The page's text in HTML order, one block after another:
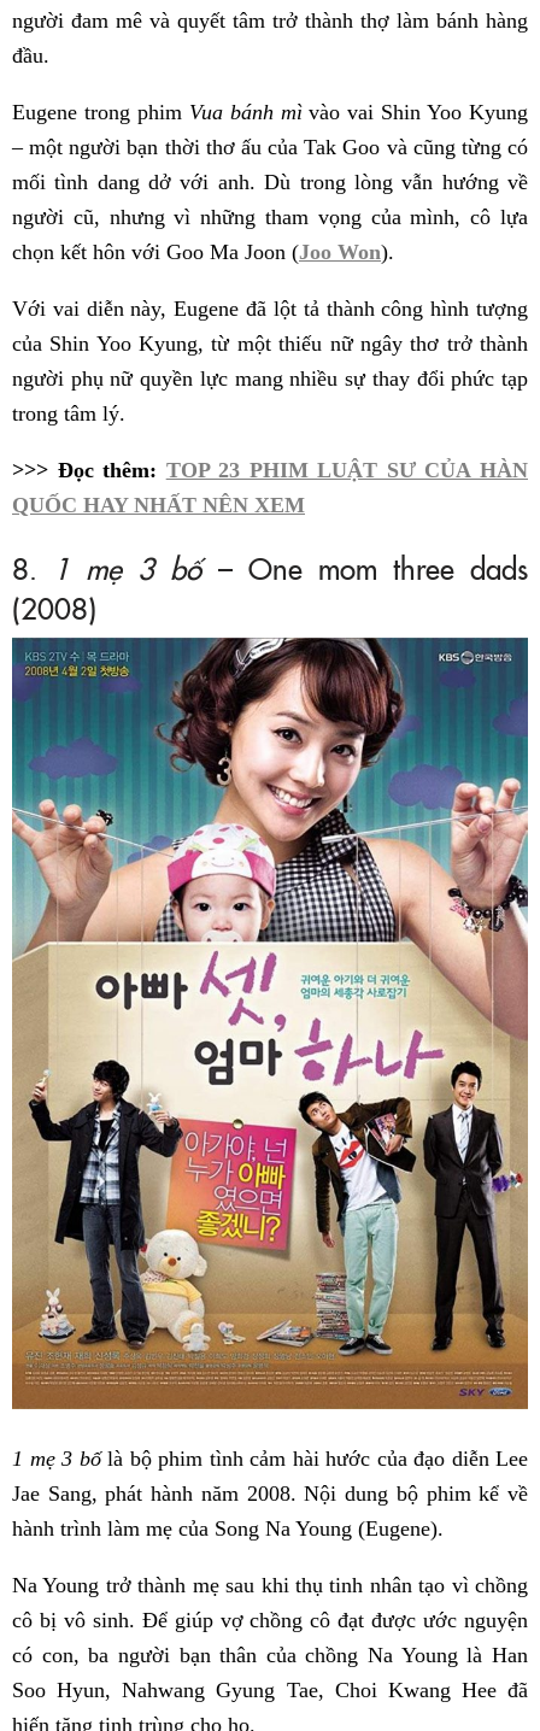
người đam mê và quyết tâm trở thành thợ làm bánh hàng
đầu.
Eugene trong phim Vua bánh mìvào vai Shin Yoo Kyung
– một người bạn thời thơ ấu của Tak Goo và cũng từng có
mối tình dang dở với anh. Dù trong lòng vẫn hướng về
người cũ, nhưng vì những tham vọng của mình, cô lựa
chọn kết hôn với Goo Ma Joon (Joo Won).
Với vai diễn này, Eugene đã lột tả thành công hình tượng
của Shin Yoo Kyung, từ một thiếu nữ ngây thơ trở thành
người phụ nữ quyền lực mang nhiều sự thay đổi phức tạp
trong tâm lý.
>>> Đọc thêm: TOP 23 PHIM LUẬT SƯ CỦA HÀN
QUỐC HAY NHẤT NÊN XEM
8. 1 mẹ 3 bố– One mom three dads
(2008)
1 mẹ 3 bốlà bộ phim tình cảm hài hước của đạo diễn Lee
Jae Sang, phát hành năm 2008. Nội dung bộ phim kể về
hành trình làm mẹ của Song Na Young (Eugene).
Na Young trở thành mẹ sau khi thụ tinh nhân tạo vì chồng
cô bị vô sinh. Để giúp vợ chồng cô đạt được ước nguyện
có con, ba người bạn thân của chồng Na Young là Han
Soo Hyun, Nahwang Gyung Tae, Choi Kwang Hee đã
hiến tặng tinh trùng cho họ.